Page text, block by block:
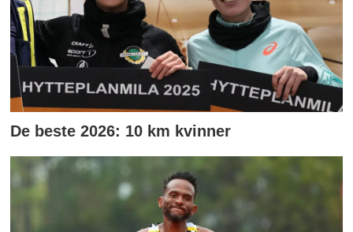
De beste 2026: 10 km kvinner